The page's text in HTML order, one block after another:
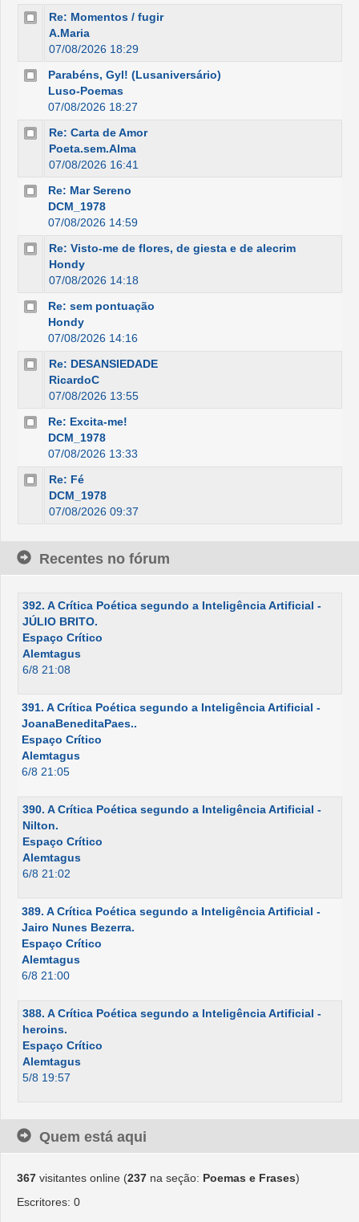
Re: Momentos / fugir
A.Maria
07/08/2026 18:29
Parabéns, Gyl! (Lusaniversário)
Luso-Poemas
07/08/2026 18:27
Re: Carta de Amor
Poeta.sem.Alma
07/08/2026 16:41
Re: Mar Sereno
DCM_1978
07/08/2026 14:59
Re: Visto-me de flores, de giesta e de alecrim
Hondy
07/08/2026 14:18
Re: sem pontuação
Hondy
07/08/2026 14:16
Re: DESANSIEDADE
RicardoC
07/08/2026 13:55
Re: Excita-me!
DCM_1978
07/08/2026 13:33
Re: Fé
DCM_1978
07/08/2026 09:37
Recentes no fórum
392. A Crítica Poética segundo a Inteligência Artificial -
JÚLIO BRITO.
Espaço Crítico
Alemtagus
6/8 21:08
391. A Crítica Poética segundo a Inteligência Artificial -
JoanaBeneditaPaes..
Espaço Crítico
Alemtagus
6/8 21:05
390. A Crítica Poética segundo a Inteligência Artificial -
Nilton.
Espaço Crítico
Alemtagus
6/8 21:02
389. A Crítica Poética segundo a Inteligência Artificial -
Jairo Nunes Bezerra.
Espaço Crítico
Alemtagus
6/8 21:00
388. A Crítica Poética segundo a Inteligência Artificial -
heroins.
Espaço Crítico
Alemtagus
5/8 19:57
Quem está aqui
367 visitantes online (237 na seção: Poemas e Frases)
Escritores: 0